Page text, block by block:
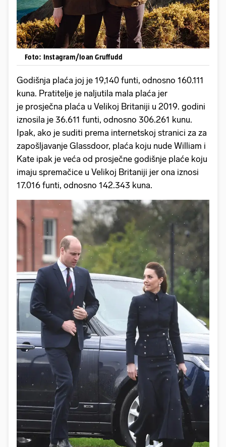
Foto: Instagram/Ioan Gruffudd
Godišnja plaća joj je 19,140 funti, odnosno 160.111
kuna. Pratitelje je naljutila mala plaća jer
je prosječna plaća u Velikoj Britaniji u 2019. godini
iznosila je 36.611 funti, odnosno 306.261 kunu.
Ipak, ako je suditi prema internetskoj stranici za za
zapošljavanje Glassdoor, plaća koju nude William i
Kate ipak je veća od prosječne godišnje plaće koju
imaju spremačice u Velikoj Britaniji jer ona iznosi
17.016 funti, odnosno 142.343 kuna.